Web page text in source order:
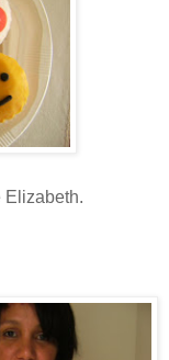
Elizabeth.